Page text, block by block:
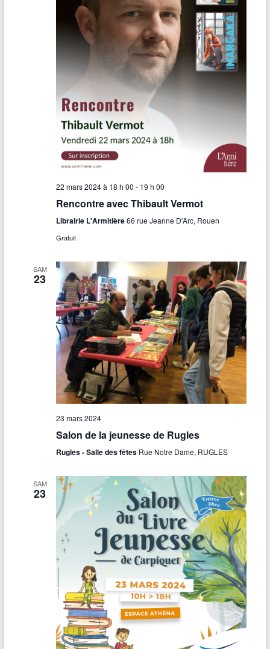
22 mars 2024 à 18 h 00 - 19 h 00
Rencontre avec Thibault Vermot
Librairie L'Armitière66 rue Jeanne D'Arc, Rouen
Gratuit
SAM
23
23 mars 2024
Salon de la jeunesse de Rugles
Rugles - Salle des fêtes Rue Notre Dame, RUGLES
SAM
23